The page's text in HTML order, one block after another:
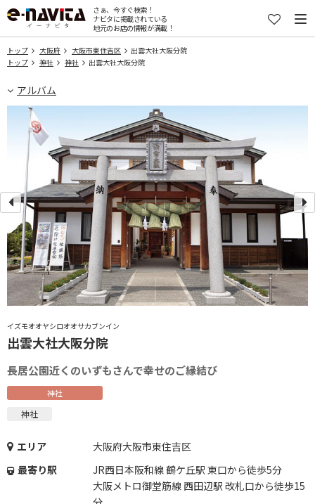
さぁ、今すぐ検索！
ナビタに掲載されている
地元のお店の情報が満載！
トップ 大阪府 大阪市東住吉区
出雲大社大阪分院
トップ
神社 神社 出雲大社大阪分院
アルバム
イズモオオヤシロオオサカブンイン
出雲大社大阪分院
長居公園近くのいずもさんで幸せのご縁結び
神社
神社
エリア
大阪府大阪市東住吉区
最寄り駅
JR西日本阪和線 鶴ケ丘駅 東口から徒歩5分
大阪メトロ御堂筋線 西田辺駅 改札口から徒歩15